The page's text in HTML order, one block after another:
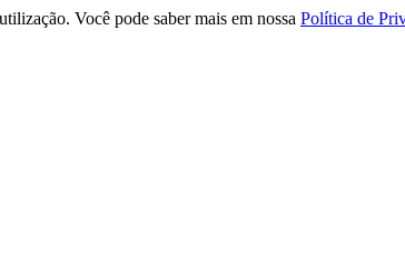
Você pode saber mais em nossa Política de